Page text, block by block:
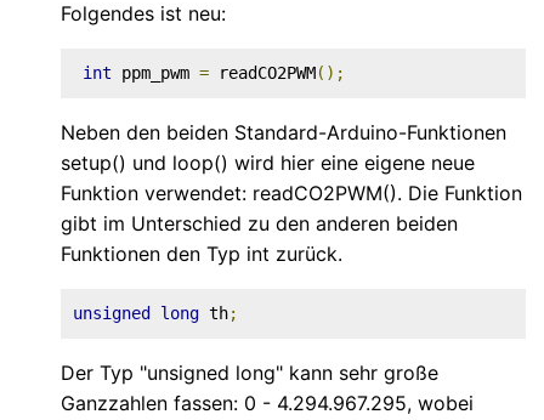
Folgendes ist neu:
int ppm_pwm = readCO2PWM();
Neben den beiden Standard-Arduino-Funktionen
setup() und loop() wird hier eine eigene neue
Funktion verwendet: readCO2PWM(). Die Funktion
gibt im Unterschied zu den anderen beiden
Funktionen den Typ int zurück.
unsigned long th;
Der Typ "unsigned long" kann sehr große
Ganzzahlen fassen: 0 - 4.294.967.295, wobei